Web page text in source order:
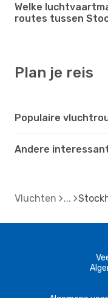
Welke
routes tussen
Plan je reis
Populaire
Andere
Vluchten